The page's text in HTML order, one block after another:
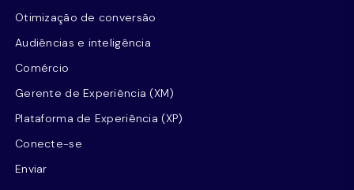
Otimização de conversão
Audiências e inteligência
Comércio
Gerente de Experiência (XM)
Plataforma de Experiência (XP)
Conecte-se
Enviar